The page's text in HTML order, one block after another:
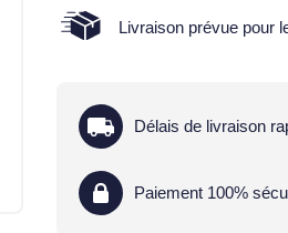
Livraison prévue pour
Délais de livraison
Paiement 100%